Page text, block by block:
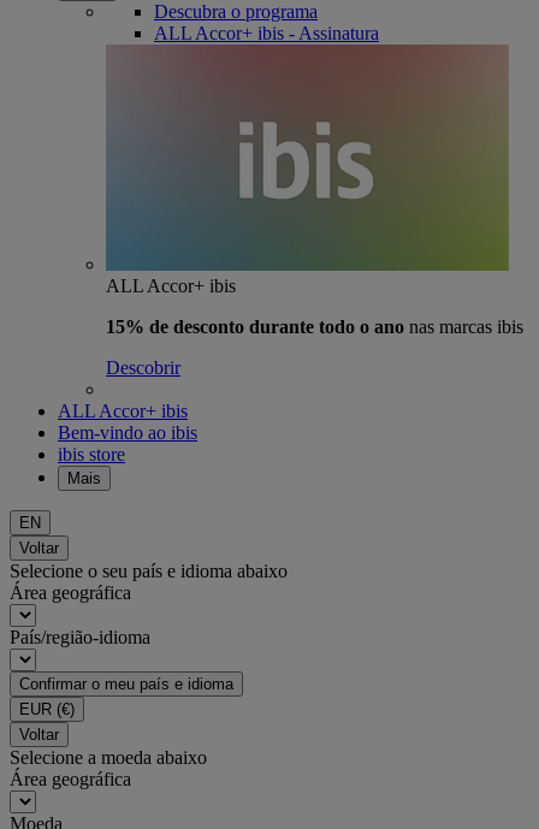
Descubra o programa
ALL Accor+ ibis - Assinatura
ALL Accor+ ibis
15% de desconto durante todo o ano nas marcas ibis
Descobrir
ALL Accor+ ibis
Bem-vindo ao ibis
ibis store
Mais
EN
Voltar
Selecione o seu país e idioma abaixo
Área geográfica
País/região-idioma
Confirmar o meu país e idioma
EUR (€)
Voltar
Selecione a moeda abaixo
Área geográfica
Moeda